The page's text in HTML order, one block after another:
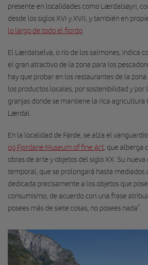
presente en localidades como Lærdalsøyri,
desde los siglos XVI y XVII, y también en
lo largo de todo el fiordo.
El Lærdalselva, o río de los salmones, indica
el gran atractivo de la zona para los
hay que probar en los restaurantes de la
los productos locales, por sostenibilidad y por
granjas donde se mantiene la rica agricultura
Lærdal.
En la localidad de Førde, se alza el
og Fjordane Museum of fine Art, que alberga
obras de arte y objetos del siglo XX. Su nueva
temporal, que se prolongará hasta mediados
dedicada precisamente a los objetos que
consumismo, de acuerdo con una frase
posees más de siete cosas, no posees nada”.